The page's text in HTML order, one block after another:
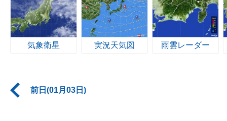
気象衛星 実況天気図 雨雲レーダー
前日(01月03日)